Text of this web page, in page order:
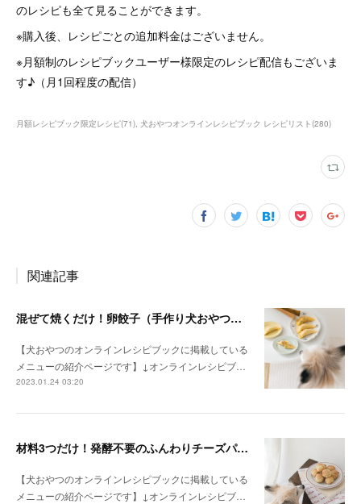
のレシピも全て見ることができます。
※購入後、レシピごとの追加料金はございません。
※月額制のレシピブックユーザー様限定のレシピ配信もございま
す♪（月1回程度の配信）
月額レシピブック限定レシピ(71) 犬おやつオンラインレシピブック レシピリスト(280)
関連記事
混ぜて焼くだけ！卵餃子（手作り犬おやつレシピ）
【犬おやつのオンラインレシピブックに掲載している
メニューの紹介ページです】↓オンラインレシピブ…
2023.01.24 03:20
材料3つだけ！発酵不要のふんわりチーズパン（手作り犬おやつレシピ）
【犬おやつのオンラインレシピブックに掲載している
メニューの紹介ページです】↓オンラインレシピブ…